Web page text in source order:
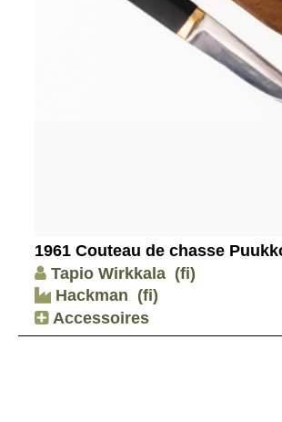
1961 Couteau de chasse
Tapio Wirkkala (fi)
Hackman (fi)
Accessoires